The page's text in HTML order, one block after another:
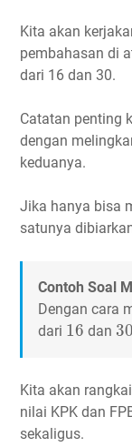
Kita akan
pembahasan di
dari 16 dan 30.
Catatan penting
dengan
keduanya.
Jika hanya bisa
satunya
Contoh Soal
Dengan cara
dari 16
16 dan 30
30
Kita akan
nilai KPK dan
sekaligus.